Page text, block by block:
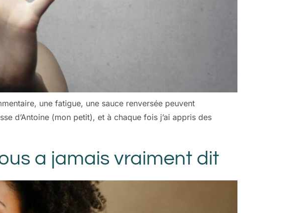
une fatigue, une sauce renversée peuvent
d’Antoine (mon petit), et à chaque fois j’ai appris des
a jamais vraiment dit